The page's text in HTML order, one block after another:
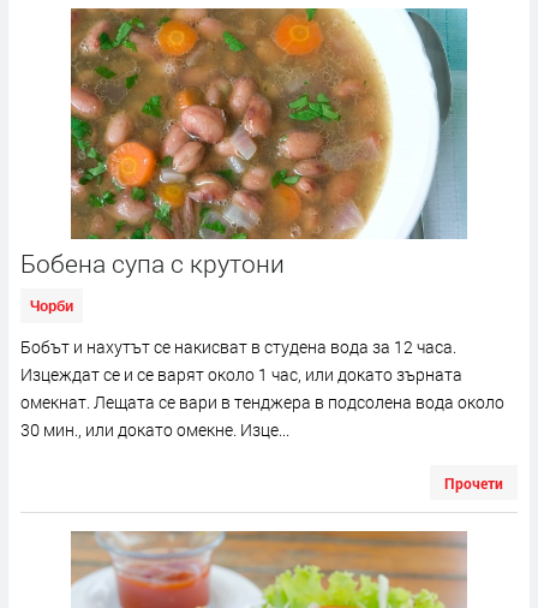
Бобена супа с крутони
Чорби
Бобът и нахутът се накисват в студена вода за 12 часа.
Изцеждат се и се варят около 1 час, или докато зърната
омекнат. Лещата се вари в тенджера в подсолена вода около
30 мин., или докато омекне. Изце...
Прочети